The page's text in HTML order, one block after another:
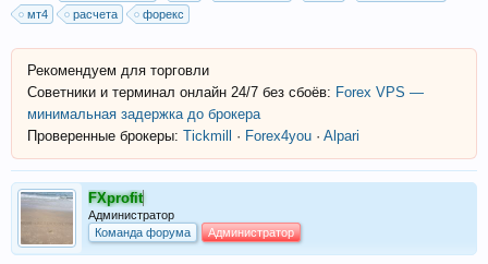
мт4
расчета форекс
Рекомендуем для торговли
Советники и терминал онлайн 24/7 без сбоёв: Forex VPS —
минимальная задержка до брокера
Проверенные брокеры: Tickmill · Forex4you · Alpari
FXprofit
Администратор
Команда форума
Администратор